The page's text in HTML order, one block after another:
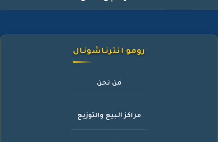
رومو انترناشونال
من نحن
مراكز البيع والتوزيع